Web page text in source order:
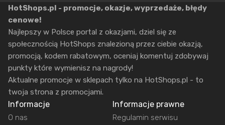
HotShops.pl - promocje, okazje, wyprzedaże, błędy
cenowe!
Najlepszy w Polsce portal z okazjami, dziel się ze
społecznością HotShops znalezioną przez ciebie okazją,
promocją, kodem rabatowym, oceniaj komentuj zdobywaj
punkty które wymienisz na nagrody!
Aktualne promocje w sklepach tylko na HotShops.pl - to
twoja strona z promocjami.
Informacje
O nas
Informacje prawne
Regulamin serwisu